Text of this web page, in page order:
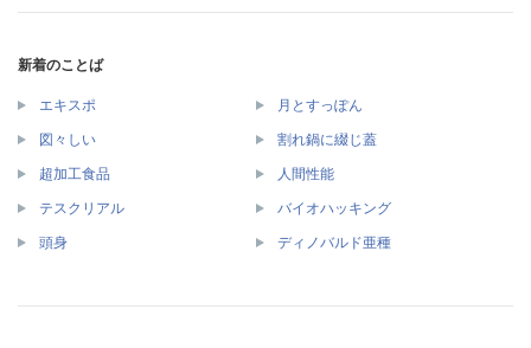
新着のことば
エキスポ 月とすっぽん
図々しい 割れ鍋に綴じ蓋
超加工食品 人間性能
テスクリアル バイオハッキング
頭身 ディノバルド亜種